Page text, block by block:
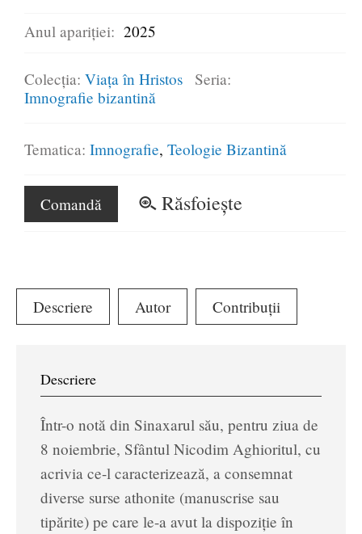
Anul apariției: 2025
Colecția: Viața în Hristos
Seria:
Imnografie bizantină
Tematica: Imnografie Teologie Bizantină
Comandă Răsfoiește
Descriere Autor Contribuții
Descriere
Într-o notă din Sinaxarul său, pentru ziua de
8 noiembrie, Sfântul Nicodim Aghioritul, cu
acrivia ce-l caracterizează, a consemnat
diverse surse athonite (manuscrise sau
tipărite) pe care le-a avut la dispoziție în